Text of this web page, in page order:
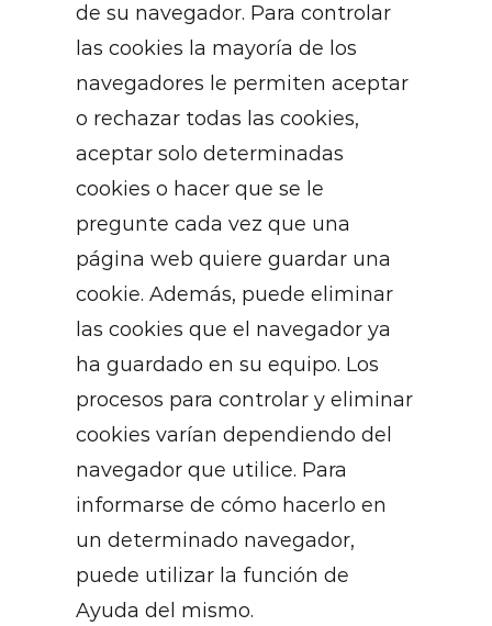
de su navegador. Para controlar
las cookies la mayoría de los
navegadores le permiten aceptar
o rechazar todas las cookies,
aceptar solo determinadas
cookies o hacer que se le
pregunte cada vez que una
página web quiere guardar una
cookie. Además, puede eliminar
las cookies que el navegador ya
ha guardado en su equipo. Los
procesos para controlar y eliminar
cookies varían dependiendo del
navegador que utilice. Para
informarse de cómo hacerlo en
un determinado navegador,
puede utilizar la función de
Ayuda del mismo.